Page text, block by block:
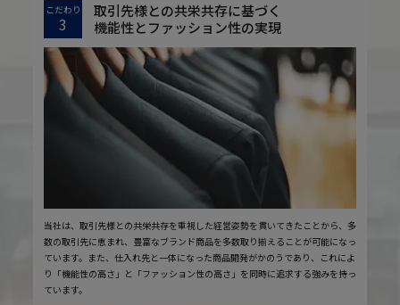
こだわり
3
取引先様との共栄共存に基づく
機能性とファッション性の実現
当社は、取引先様との共栄共存を重視した経営姿勢を貫いてきたことから、多
数の取引先に恵まれ、豊富なブランド商品を多数取り揃えることが可能になっ
ています。また、仕入れ先と一体になった商品開発がかのうであり、これによ
り「機能性の高さ」と「ファッション性の高さ」を同時に追求する強みを持っ
ています。